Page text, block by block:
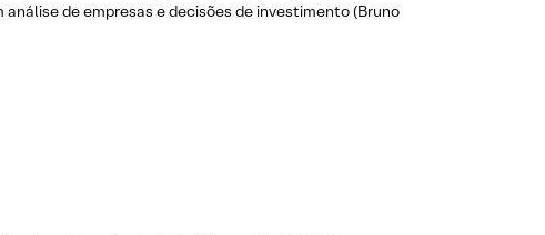
de empresas e decisões de investimento (Bruno